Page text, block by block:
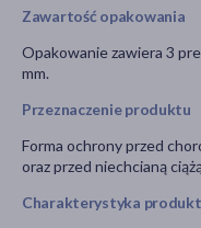
Zawartość opakowania
Opakowanie zawiera 3
mm.
Przeznaczenie produktu
Forma ochrony przed
oraz przed niechcianą
Charakterystyka